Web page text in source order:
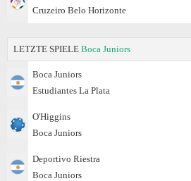
Cruzeiro Belo Horizonte
LETZTE SPIELE Boca Juniors
Boca Juniors
Estudiantes La Plata
O'Higgins
Boca Juniors
Deportivo Riestra
Boca Juniors